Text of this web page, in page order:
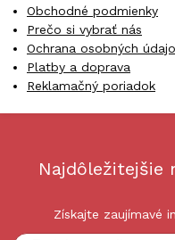
Obchodné podmienky
Prečo si vybrať nás
Ochrana osobných
Platby a doprava
Reklamačný poriadok
Najdôležitejšie
Získajte zaujímavé